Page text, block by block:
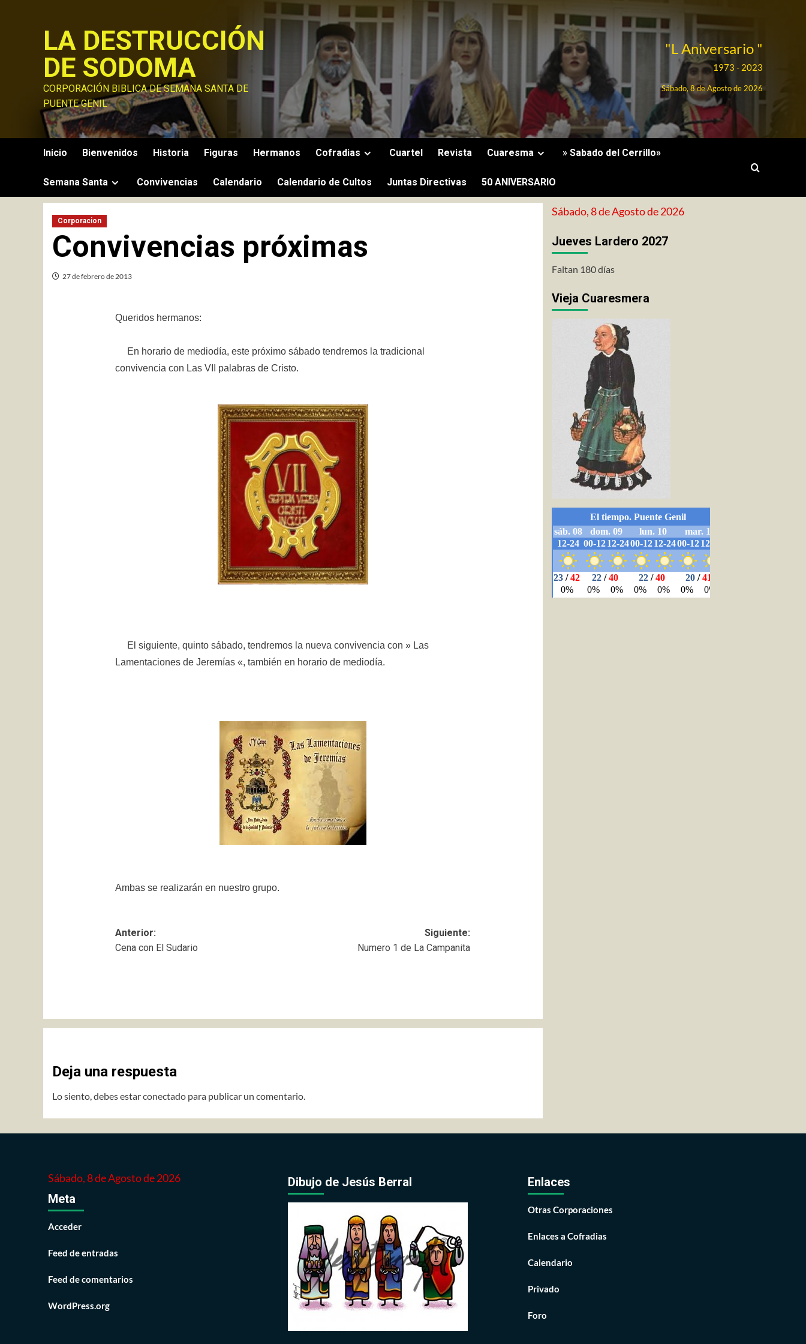
LA DESTRUCCIÓN
DE SODOMA
CORPORACIÓN BIBLICA DE SEMANA SANTA DE
PUENTE GENIL
"L Aniversario "
1973 - 2023
Sábado, 8 de Agosto de 2026
Inicio Bienvenidos Historia Figuras Hermanos Cofradias Cuartel Revista Cuaresma » Sabado del Cerrillo»
Semana Santa Convivencias Calendario Calendario de Cultos Juntas Directivas 50 ANIVERSARIO
Corporacion
Convivenci​as próximas
27 de febrero de 2013
Queridos hermanos:
En horario de mediodía, este próximo sábado tendremos la tradicional
convivencia con Las VII palabras de Cristo.
El siguiente, quinto sábado, tendremos la nueva convivencia con » Las
Lamentaciones de Jeremías «, también en horario de mediodía.
Ambas se realizarán en nuestro grupo.
Navegación
de
Anterior:
Cena con El Sudario
Siguiente:
Numero 1 de La Campanita
Deja una respuesta
Lo siento, debes estarconectado para publicar un comentario.
Sábado, 8 de Agosto de 2026
Jueves Lardero 2027
Faltan 180 días
Vieja Cuaresmera
Sábado, 8 de Agosto de 2026
Meta
Acceder
Feed de entradas
Feed de comentarios
WordPress.org
Dibujo de Jesús Berral Enlaces
Otras Corporaciones
Enlaces a Cofradias
Calendario
Privado
Foro